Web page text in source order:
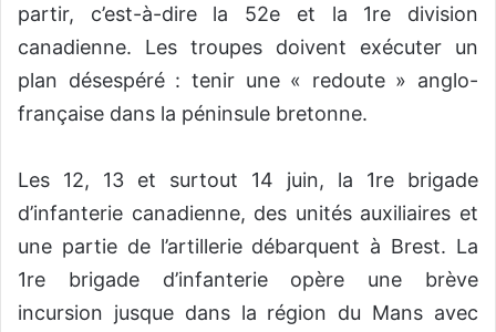
partir, c’est-à-dire la 52e et la 1re division
canadienne. Les troupes doivent exécuter un
plan désespéré : tenir une « redoute » anglo-
française dans la péninsule bretonne.
Les 12, 13 et surtout 14 juin, la 1re brigade
d’infanterie canadienne, des unités auxiliaires et
une partie de l’artillerie débarquent à Brest. La
1re brigade d’infanterie opère une brève
incursion jusque dans la région du Mans avec